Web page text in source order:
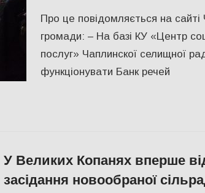
Про це повідомляється на сайті
громади: – На базі КУ «Центр
послуг» Чаплинскої селищної
функціонувати Банк речей
У Великих Копанях вперше
засідання новообраної